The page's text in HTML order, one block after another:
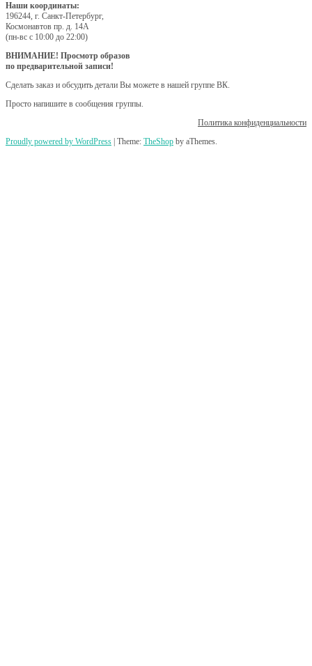
Наши координаты:
196244, г. Санкт-Петербург,
Космонавтов пр. д. 14А
(пн-вс с 10:00 до 22:00)
ВНИМАНИЕ! Просмотр образов
по предварительной записи!
Сделать заказ и обсудить детали Вы можете в нашей группе ВК.
Просто напишите в сообщения группы.
Политика конфиденциальности
Proudly powered by WordPress Theme: TheShop by aThemes.